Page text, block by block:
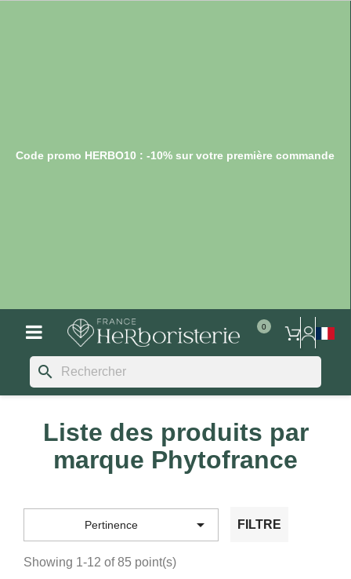
Code promo HERBO10 : -10% sur votre première commande
search
Liste des produits par
marque Phytofrance
Pertinence  FILTRE
Showing 1-12 of 85 point(s)